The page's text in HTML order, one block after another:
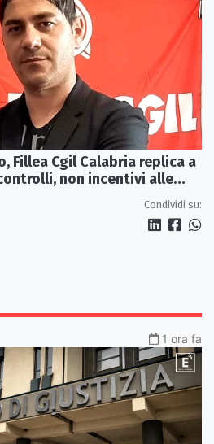
Fillea Cgil Calabria replica a
non incentivi alle
Condividi su:
1 ora fa